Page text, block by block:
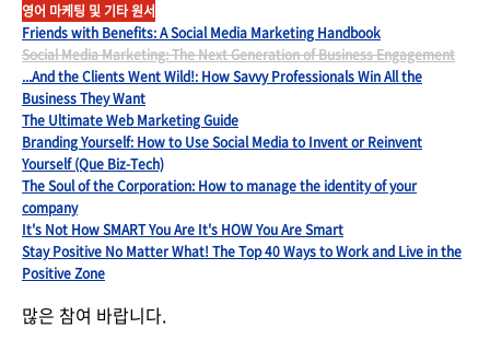
영어 마케팅 및 기타 원서
Friends with Benefits: A Social Media Marketing Handbook
Social Media Marketing: The Next Generation of Business Engagement
...And the Clients Went Wild!: How Savvy Professionals Win All the
Business They Want
The Ultimate Web Marketing Guide
Branding Yourself: How to Use Social Media to Invent or Reinvent
Yourself (Que Biz-Tech)
The Soul of the Corporation: How to manage the identity of your
company
It's Not How SMART You Are It's HOW You Are Smart
Stay Positive No Matter What! The Top 40 Ways to Work and Live in the
Positive Zone
많은 참여 바랍니다.